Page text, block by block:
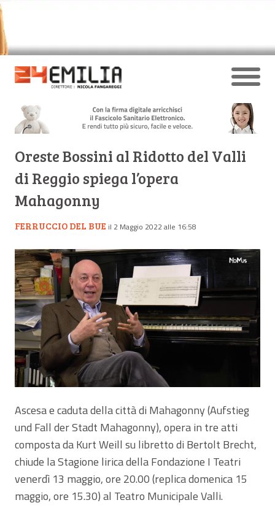
Oreste Bossini al Ridotto del Valli
di Reggio spiega l’opera
Mahagonny
FERRUCCIO DEL BUE il 2 Maggio 2022 alle 16:58
Ascesa e caduta della città di Mahagonny (Aufstieg
und Fall der Stadt Mahagonny), opera in tre atti
composta da Kurt Weill su libretto di Bertolt Brecht,
chiude la Stagione lirica della Fondazione I Teatri
venerdì 13 maggio, ore 20.00 (replica domenica 15
maggio, ore 15.30) al Teatro Municipale Valli.